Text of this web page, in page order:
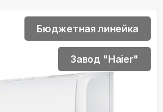
Бюджетная линейка
Завод "Haier"